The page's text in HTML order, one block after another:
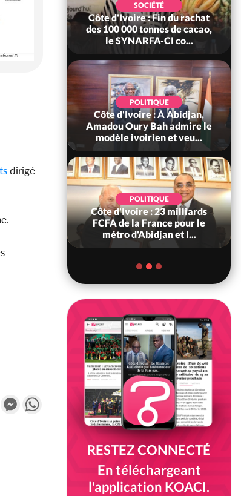
dirigé
Gmail MessengerWhatsApp
SOCIÉTÉ
Côte d'Ivoire : Fin du rachat
des 100 000 tonnes de cacao,
le SYNARFA-CI co...
POLITIQUE
Côte d'Ivoire : À Abidjan,
Amadou Oury Bah admire le
modèle ivoirien et veu...
POLITIQUE
Côte d'Ivoire : 23 milliards
FCFA de la France pour le
métro d'Abidjan et l...
Côte
de
Côte
pas
RESTEZ CONNECTÉ
En téléchargeant
l'application KOACI.